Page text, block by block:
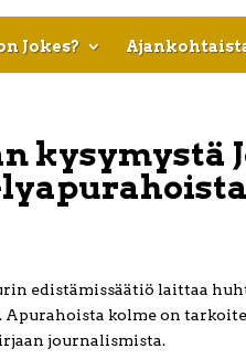
Jokes?
kysymystä
edistämissäätiö laittaa
Apurahoista kolme on
journalismista.